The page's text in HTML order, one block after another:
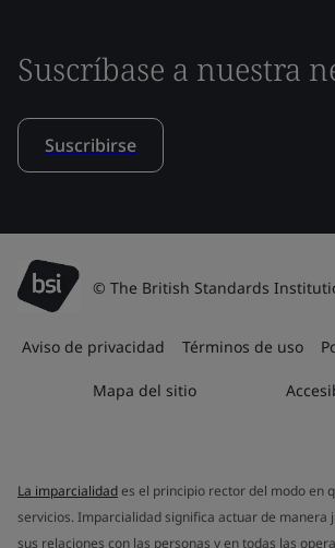
Suscríbase a nuestra
Suscribirse
© The British Standards
Aviso de privacidad Términos de uso
Mapa del sitio
La imparcialidades el principio rector del modo en
servicios. Imparcialidad significa actuar de manera
sus relaciones con las personas y en todas las